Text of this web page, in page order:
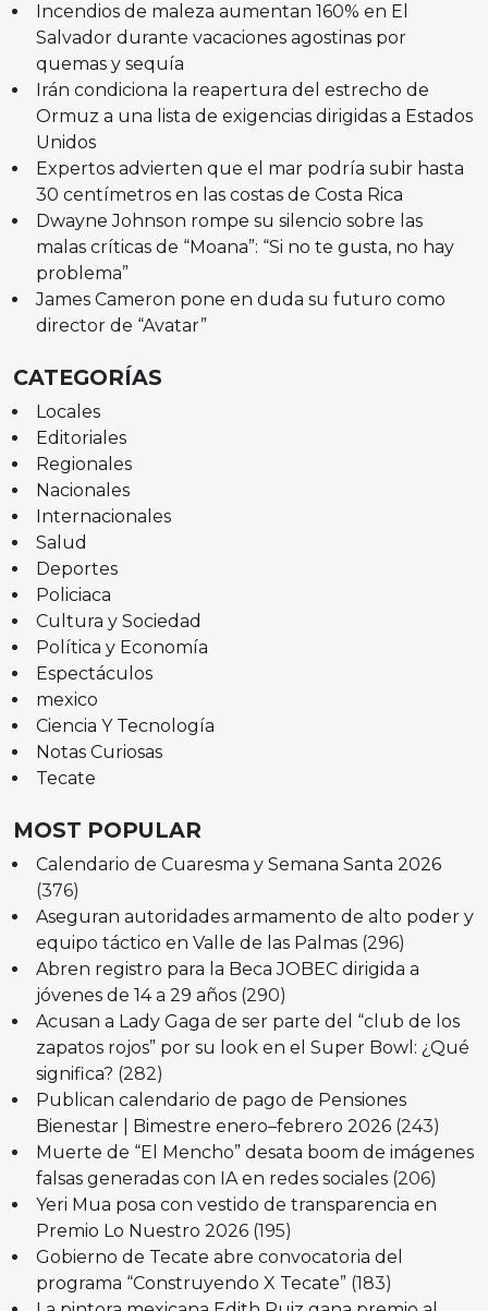
Incendios de maleza aumentan 160% en El
Salvador durante vacaciones agostinas por
quemas y sequía
Irán condiciona la reapertura del estrecho de
Ormuz a una lista de exigencias dirigidas a Estados
Unidos
Expertos advierten que el mar podría subir hasta
30 centímetros en las costas de Costa Rica
Dwayne Johnson rompe su silencio sobre las
malas críticas de “Moana”: “Si no te gusta, no hay
problema”
James Cameron pone en duda su futuro como
director de “Avatar”
CATEGORÍAS
Locales
Editoriales
Regionales
Nacionales
Internacionales
Salud
Deportes
Policiaca
Cultura y Sociedad
Política y Economía
Espectáculos
mexico
Ciencia Y Tecnología
Notas Curiosas
Tecate
MOST POPULAR
Calendario de Cuaresma y Semana Santa 2026
(376)
Aseguran autoridades armamento de alto poder y
equipo táctico en Valle de las Palmas (296)
Abren registro para la Beca JOBEC dirigida a
jóvenes de 14 a 29 años (290)
Acusan a Lady Gaga de ser parte del “club de los
zapatos rojos” por su look en el Super Bowl: ¿Qué
significa? (282)
Publican calendario de pago de Pensiones
Bienestar | Bimestre enero–febrero 2026 (243)
Muerte de “El Mencho” desata boom de imágenes
falsas generadas con IA en redes sociales (206)
Yeri Mua posa con vestido de transparencia en
Premio Lo Nuestro 2026 (195)
Gobierno de Tecate abre convocatoria del
programa “Construyendo X Tecate” (183)